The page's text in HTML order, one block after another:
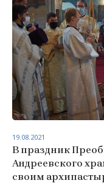
В праздник
Андреевского
своим
19.08.2021